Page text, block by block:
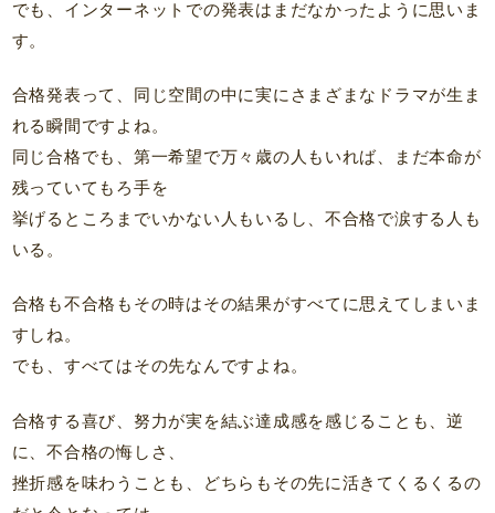
でも、インターネットでの発表はまだなかったように思いま
す。
合格発表って、同じ空間の中に実にさまざまなドラマが生ま
れる瞬間ですよね。
同じ合格でも、第一希望で万々歳の人もいれば、まだ本命が
残っていてもろ手を
挙げるところまでいかない人もいるし、不合格で涙する人も
いる。
合格も不合格もその時はその結果がすべてに思えてしまいま
すしね。
でも、すべてはその先なんですよね。
合格する喜び、努力が実を結ぶ達成感を感じることも、逆
に、不合格の悔しさ、
挫折感を味わうことも、どちらもその先に活きてくるくるの